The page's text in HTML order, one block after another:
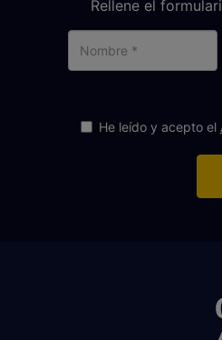
Rellene el
He leído y acepto el